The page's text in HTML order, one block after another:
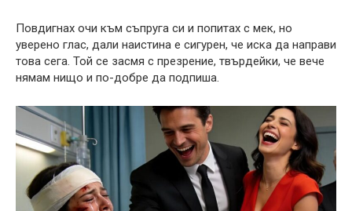
Повдигнах очи към съпруга си и попитах с мек, но
уверено глас, дали наистина е сигурен, че иска да направи
това сега. Той се засмя с презрение, твърдейки, че вече
нямам нищо и по-добре да подпиша.